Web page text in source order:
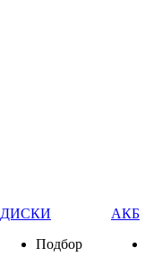
ДИСКИ
Подбор
АКБ